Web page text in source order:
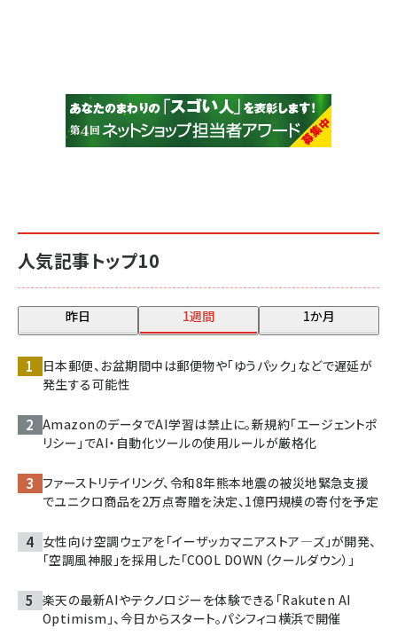
人気記事トップ10
昨日 1週間 1か月
日本郵便、お盆期間中は郵便物や「ゆうパック」などで遅延が
発生する可能性
AmazonのデータでAI学習は禁止に。新規約「エージェントポ
リシー」でAI・自動化ツールの使用ルールが厳格化
ファーストリテイリング、令和8年熊本地震の被災地緊急支援
でユニクロ商品を2万点寄贈を決定、1億円規模の寄付を予定
女性向け空調ウェアを「イーザッカマニアストア―ズ」が開発、
「空調風神服」を採用した「COOL DOWN（クールダウン）」
楽天の最新AIやテクノロジーを体験できる「Rakuten AI
Optimism」、今日からスタート。パシフィコ横浜で開催